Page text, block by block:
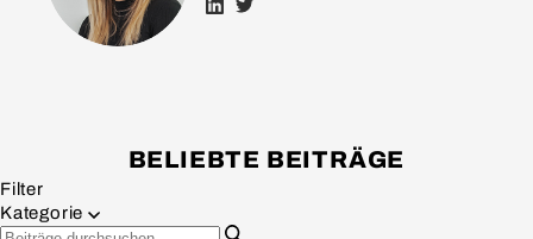
BELIEBTE BEITRÄGE
Filter
Kategorie